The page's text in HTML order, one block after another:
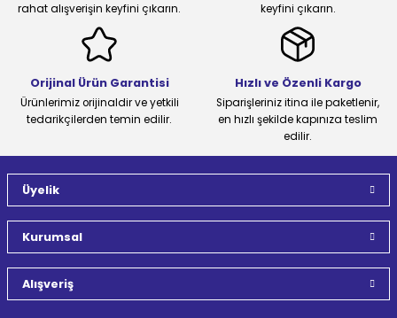
rahat alışverişin keyfini çıkarın.
keyfini çıkarın.
Orijinal Ürün Garantisi
Ürünlerimiz orijinaldir ve yetkili
tedarikçilerden temin edilir.
Hızlı ve Özenli Kargo
Siparişleriniz itina ile paketlenir,
en hızlı şekilde kapınıza teslim
edilir.
Üyelik
Kurumsal
Alışveriş